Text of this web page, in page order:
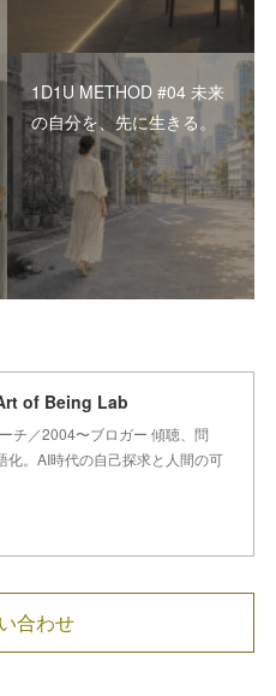
1D1U METHOD #04 未来
の自分を、先に生きる。
of Being Lab
チ／2004〜ブロガー 傾聴、問
化。AI時代の自己探求と人間の可
合わせ